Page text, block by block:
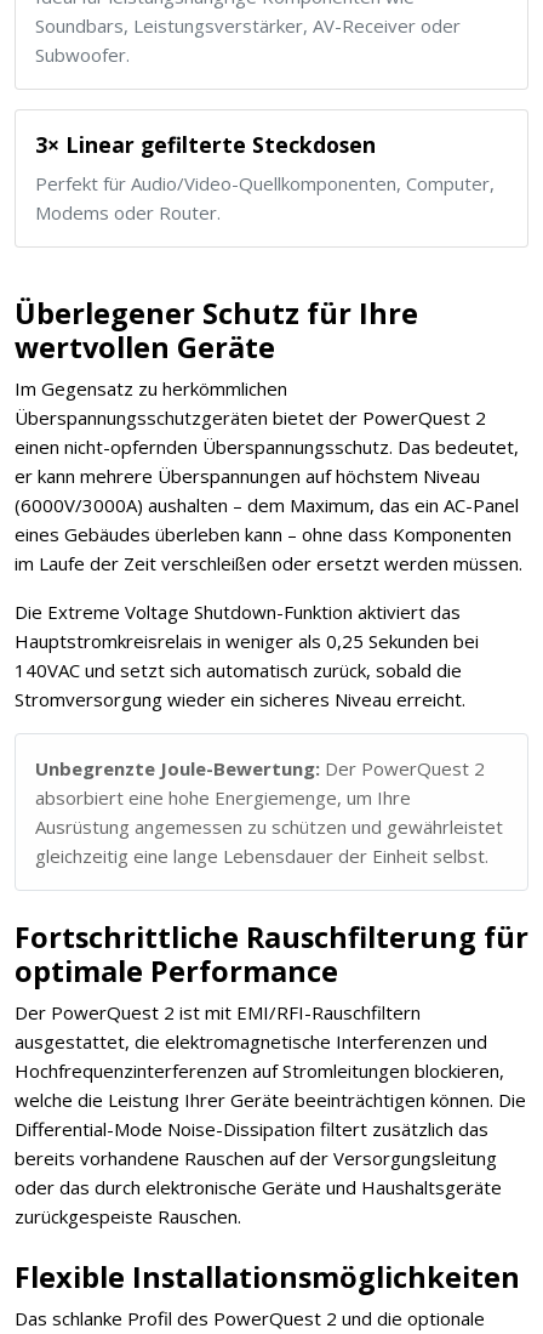
Soundbars, Leistungsverstärker, AV-Receiver oder
Subwoofer.
3× Linear gefilterte Steckdosen
Perfekt für Audio/Video-Quellkomponenten, Computer,
Modems oder Router.
Überlegener Schutz für Ihre
wertvollen Geräte
Im Gegensatz zu herkömmlichen
Überspannungsschutzgeräten bietet der PowerQuest 2
einen nicht-opfernden Überspannungsschutz. Das bedeutet,
er kann mehrere Überspannungen auf höchstem Niveau
(6000V/3000A) aushalten – dem Maximum, das ein AC-Panel
eines Gebäudes überleben kann – ohne dass Komponenten
im Laufe der Zeit verschleißen oder ersetzt werden müssen.
Die Extreme Voltage Shutdown-Funktion aktiviert das
Hauptstromkreisrelais in weniger als 0,25 Sekunden bei
140VAC und setzt sich automatisch zurück, sobald die
Stromversorgung wieder ein sicheres Niveau erreicht.
Unbegrenzte Joule-Bewertung: Der PowerQuest 2
absorbiert eine hohe Energiemenge, um Ihre
Ausrüstung angemessen zu schützen und gewährleistet
gleichzeitig eine lange Lebensdauer der Einheit selbst.
Fortschrittliche Rauschfilterung für
optimale Performance
Der PowerQuest 2 ist mit EMI/RFI-Rauschfiltern
ausgestattet, die elektromagnetische Interferenzen und
Hochfrequenzinterferenzen auf Stromleitungen blockieren,
welche die Leistung Ihrer Geräte beeinträchtigen können. Die
Differential-Mode Noise-Dissipation filtert zusätzlich das
bereits vorhandene Rauschen auf der Versorgungsleitung
oder das durch elektronische Geräte und Haushaltsgeräte
zurückgespeiste Rauschen.
Flexible Installationsmöglichkeiten
Das schlanke Profil des PowerQuest 2 und die optionale